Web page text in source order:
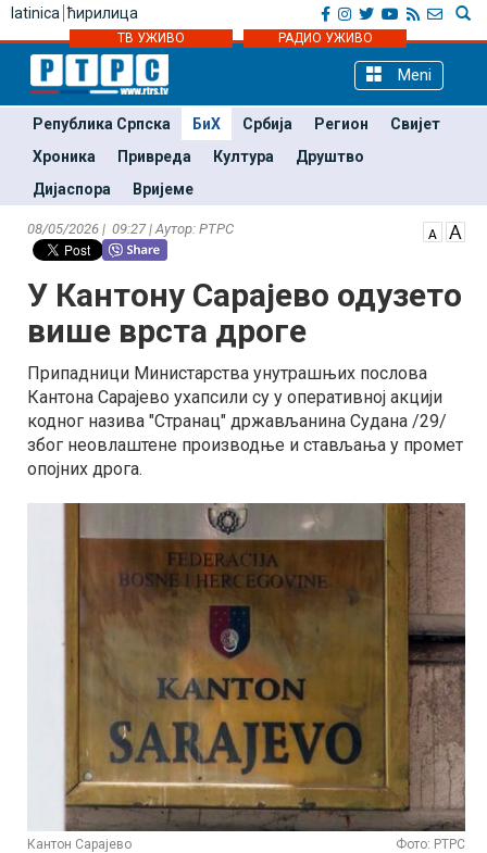
latinica ћирилица
ТВ УЖИВО РАДИО УЖИВО
Meni
Република Српска БиХ Србија Регион
Свијет
Хроника
Привреда Култура
Друштво
Дијаспора
Вријеме
08/05/2026 | 09:27 | Аутор: РТРС
У Кантону Сарајево одузето
више врста дроге
Припадници Министарства унутрашњих послова
Кантона Сарајево ухапсили су у оперативној акцији
кодног назива "Странац" држављанина Судана /29/
због неовлаштене производње и стављања у промет
опојних дрога.
Кантон Сарајево Фото: РТРС